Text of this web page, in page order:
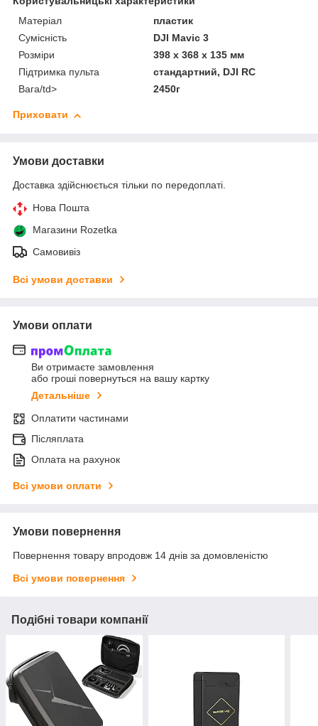
Матеріал
пластик
Сумісність
DJI Mavic 3
Розміри
398 x 368 x 135 мм
Підтримка пульта
стандартний, DJI RC
Вага/td>
2450г
Приховати
Умови доставки
Доставка здійснюється тільки по передоплаті.
Нова Пошта
Магазини Rozetka
Самовивіз
Всі умови доставки
Умови оплати
Ви отримаєте замовлення
або гроші повернуться на вашу картку
Детальніше
Оплатити частинами
Післяплата
Оплата на рахунок
Всі умови оплати
Умови повернення
Повернення товару впродовж 14 днів за домовленістю
Всі умови повернення
Подібні товари компанії